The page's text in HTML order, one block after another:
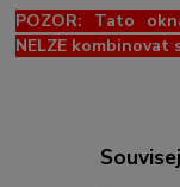
POZOR: Tato
NELZE